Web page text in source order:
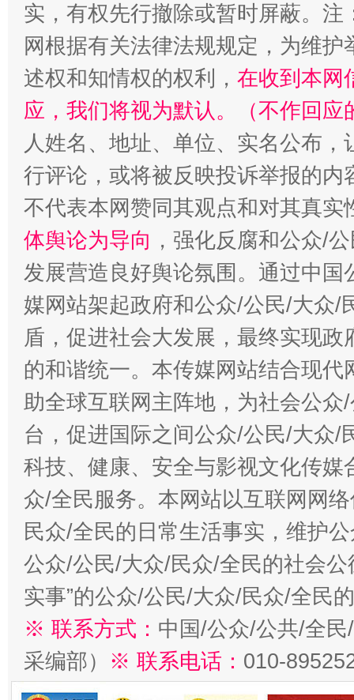
招工难、用工荒背后
实，有权先行撤除或暂时屏蔽。
网根据有关法律法规规定，为维
述权和知情权的权利， 在收到本网
应，我们将视为默认。（不作回应
人姓名、地址、单位、实名公布
行评论，或将被反映投诉举报的
不代表本网赞同其观点和对其真实
体舆论为导向 ，强化反腐和公众/
发展营造良好舆论氛围。通过中
媒网站架起政府和公众/公民/大众/
盾，促进社会大发展，最终实现
的和谐统一。本传媒网站结合现
助全球互联网主阵地，为社会公
台，促进国际之间公众/公民/大众/
科技、健康、安全与影视文化传
众/全民服务。本网站以互联网网
民众/全民的日常生活事实，维护
公众/公民/大众/民众/全民的社会公
实事”的公众/公民/大众/民众/全民
※ 联系方式： 中国/公众/公共/全
采编部） ※ 联系电话： 010-